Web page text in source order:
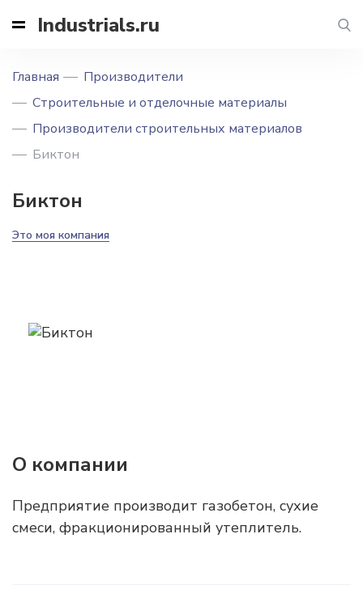
Industrials.ru
Главная
Производители
Строительные и отделочные материалы
Производители строительных материалов
Биктон
Биктон
Это моя компания
О компании
Предприятие производит газобетон, сухие
смеси, фракционированный утеплитель.